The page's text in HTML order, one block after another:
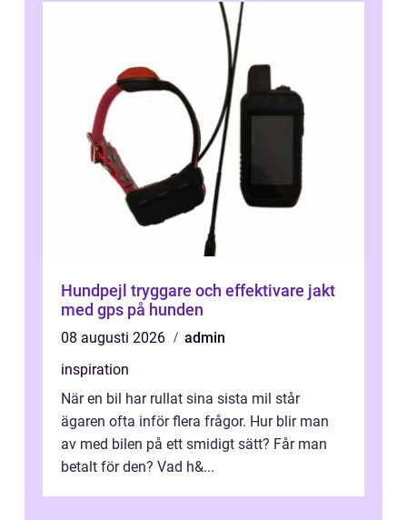
Hundpejl tryggare och effektivare jakt
med gps på hunden
08 augusti 2026
admin
inspiration
När en bil har rullat sina sista mil står
ägaren ofta inför flera frågor. Hur blir man
av med bilen på ett smidigt sätt? Får man
betalt för den? Vad h&...